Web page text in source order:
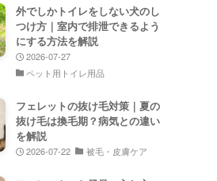
外でしかトイレをしない犬のし
つけ方｜室内で排泄できるよう
にする方法を解説
2026-07-27
ペット用トイレ用品
フェレットの抜け毛対策｜夏の
抜け毛は換毛期？病気との違い
を解説
2026-07-22 被毛・皮膚ケア